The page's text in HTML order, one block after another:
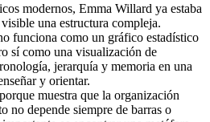
modernos, Emma Willard ya estaba
una estructura compleja.
funciona como un gráfico estadístico
sí como una visualización de
jerarquía y memoria en una
y orientar.
muestra que la organización
no depende siempre de barras o